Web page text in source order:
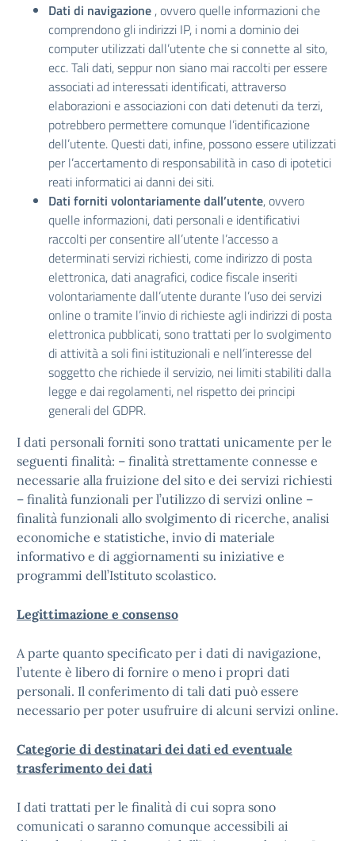
Dati di navigazione , ovvero quelle informazioni che
comprendono gli indirizzi IP, i nomi a dominio dei
computer utilizzati dall’utente che si connette al sito,
ecc. Tali dati, seppur non siano mai raccolti per essere
associati ad interessati identificati, attraverso
elaborazioni e associazioni con dati detenuti da terzi,
potrebbero permettere comunque l’identificazione
dell’utente. Questi dati, infine, possono essere utilizzati
per l’accertamento di responsabilità in caso di ipotetici
reati informatici ai danni dei siti.
Dati forniti volontariamente dall’utente, ovvero
quelle informazioni, dati personali e identificativi
raccolti per consentire all’utente l’accesso a
determinati servizi richiesti, come indirizzo di posta
elettronica, dati anagrafici, codice fiscale inseriti
volontariamente dall’utente durante l’uso dei servizi
online o tramite l’invio di richieste agli indirizzi di posta
elettronica pubblicati, sono trattati per lo svolgimento
di attività a soli fini istituzionali e nell’interesse del
soggetto che richiede il servizio, nei limiti stabiliti dalla
legge e dai regolamenti, nel rispetto dei principi
generali del GDPR.
I dati personali forniti sono trattati unicamente per le
seguenti finalità: – finalità strettamente connesse e
necessarie alla fruizione del sito e dei servizi richiesti
– finalità funzionali per l’utilizzo di servizi online –
finalità funzionali allo svolgimento di ricerche, analisi
economiche e statistiche, invio di materiale
informativo e di aggiornamenti su iniziative e
programmi dell’Istituto scolastico.
Legittimazione e consenso
A parte quanto specificato per i dati di navigazione,
l’utente è libero di fornire o meno i propri dati
personali. Il conferimento di tali dati può essere
necessario per poter usufruire di alcuni servizi online.
Categorie di destinatari dei dati ed eventuale
trasferimento dei dati
I dati trattati per le finalità di cui sopra sono
comunicati o saranno comunque accessibili ai